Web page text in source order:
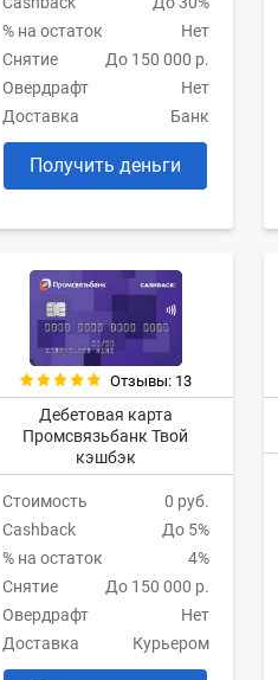
% на остаток
Нет
Снятие
До 150 000 р.
Овердрафт
Нет
Доставка
Банк
Получить деньги
Отзывы: 13
Дебетовая карта
Промсвязьбанк Твой
кэшбэк
Стоимость
0 руб.
Cashback
До 5%
% на остаток
4%
Снятие
До 150 000 р.
Овердрафт
Нет
Доставка
Курьером